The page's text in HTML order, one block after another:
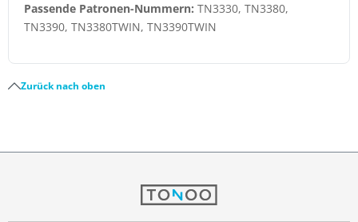
Passende Patronen-Nummern: TN3330, TN3380,
TN3390, TN3380TWIN, TN3390TWIN
Zurück nach oben